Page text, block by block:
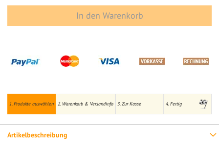
1. Produkte auswählen 2. Warenkorb & Versandinfo 3. Zur Kasse 4. Fertig
In den Warenkorb
Artikelbeschreibung